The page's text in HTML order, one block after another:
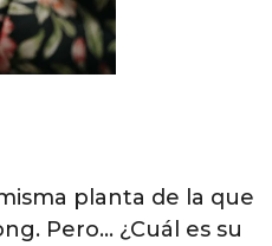
planta de la que
Pero… ¿Cuál es su